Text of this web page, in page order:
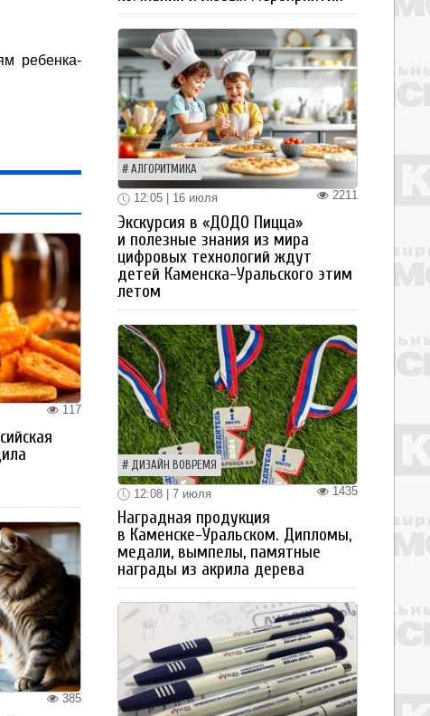
ребенка-
117
385
АЛГОРИТМИКА
2211
12:05 | 16 июля
Экскурсия в «ДОДО Пицца»
и полезные знания из мира
цифровых технологий ждут
детей Каменска-Уральского этим
летом
ДИЗАЙН ВОВРЕМЯ
1435
12:08 | 7 июля
Наградная продукция
в Каменске-Уральском. Дипломы,
медали, вымпелы, памятные
награды из акрила дерева